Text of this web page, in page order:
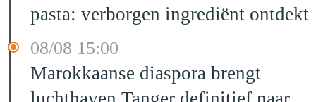
pasta: verborgen ingrediënt ontdekt
08/08 15:00
Marokkaanse diaspora brengt